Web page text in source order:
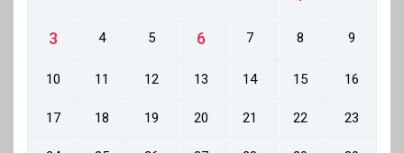
3 4 5 6 7 8 9
10 11 12 13 14 15 16
17 18 19 20 21 22 23